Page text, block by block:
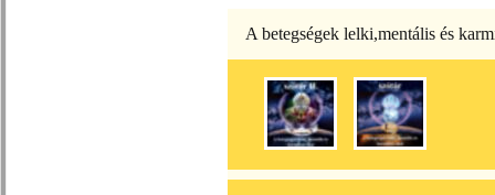
A betegségek lelki,mentális és